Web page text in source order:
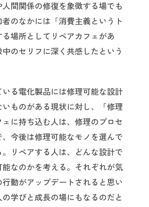
間関係の修復を象徴する場でも
のなかには「消費主義というト
る場所としてリペアカフェがあ
中のセリフに深く共感したという
る電化製品には修理可能な設計
いものがある現状に対し、「修理
に持ち込む人は、修理のプロセ
、今後は修理可能なモノを選んで
リペアする人は、どんな設計で
能なのかを考える。それぞれが気
動がアップデートされると思い
の学びと成長の場にもなるのだと